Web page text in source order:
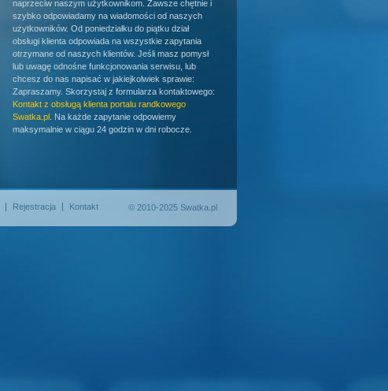
naprzeciw naszym użytkownikom. Zawsze chętnie i
szybko odpowiadamy na wiadomości od naszych
użytkowników. Od poniedziałku do piątku dział
obsługi klienta odpowiada na wszystkie zapytania
otrzymane od naszych klientów. Jeśli masz pomysł
lub uwagę odnośne funkcjonowania serwisu, lub
chcesz do nas napisać w jakiejkolwiek sprawie:
Zapraszamy. Skorzystaj z formularza kontaktowego:
Kontakt z obsługą klienta portalu randkowego
Swatka.pl . Na każde zapytanie odpowiemy
maksymalnie w ciągu 24 godzin w dni robocze.
Rejestracja Kontakt © 2010-2025 Swatka.pl